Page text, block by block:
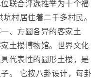
联合评选推举为十个福
村居住着二千多村民。
、方圆各异的客家土
土楼博物馆。世界文化
代表性的圆形土楼，是
。 它按八卦设计，每卦